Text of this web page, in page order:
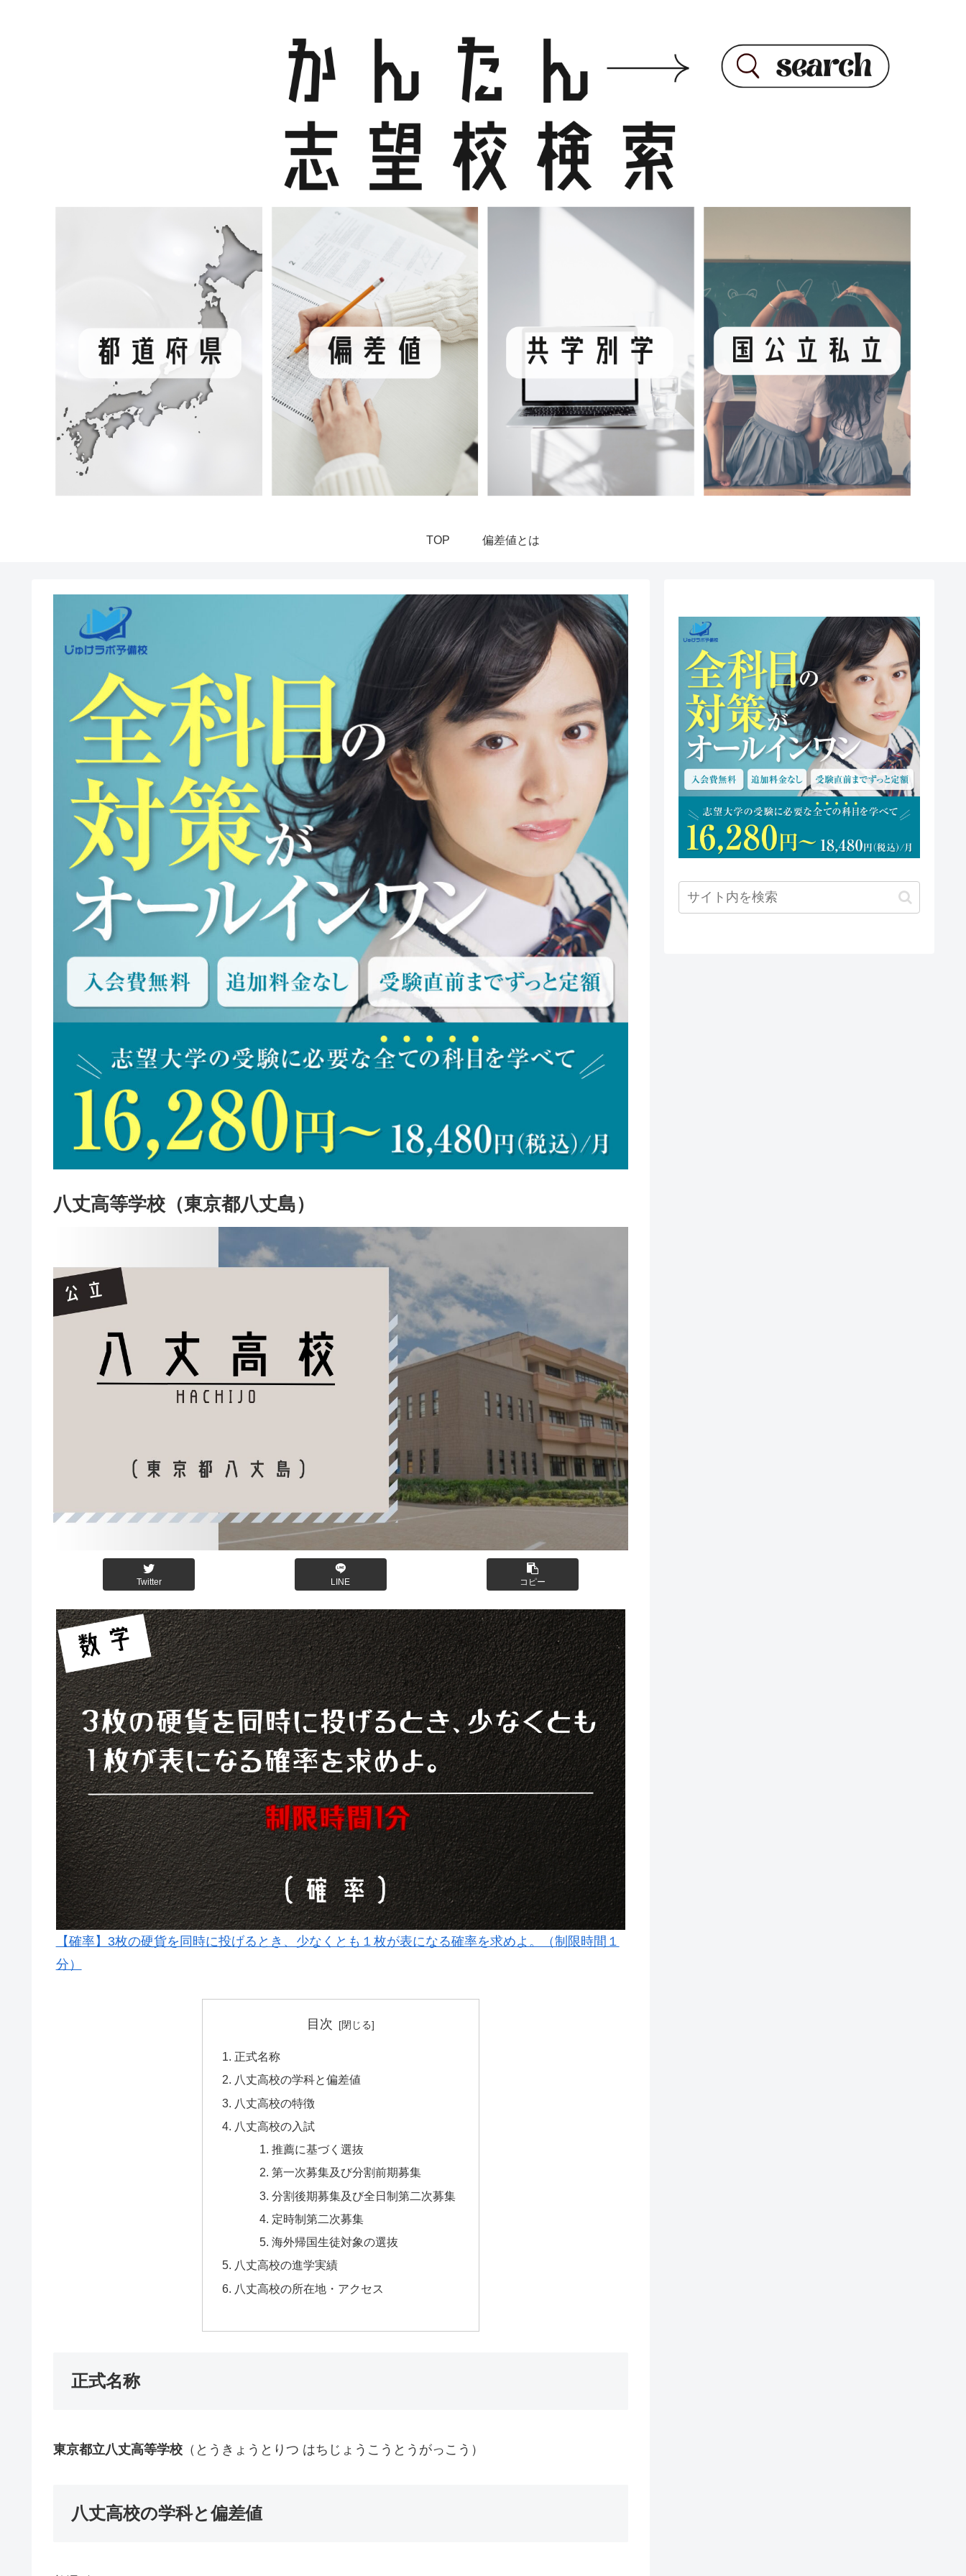
TOP 偏差値とは
八丈高等学校（東京都八丈島）
Twitter LINE コピー
【確率】3枚の硬貨を同時に投げるとき、少なくとも１枚が表になる確率を求めよ。（制限時間１
分）
目次
正式名称
八丈高校の学科と偏差値
八丈高校の特徴
八丈高校の入試
推薦に基づく選抜
第一次募集及び分割前期募集
分割後期募集及び全日制第二次募集
定時制第二次募集
海外帰国生徒対象の選抜
八丈高校の進学実績
八丈高校の所在地・アクセス
正式名称
東京都立八丈高等学校 （とうきょうとりつ はちじょうこうとうがっこう）
八丈高校の学科と偏差値